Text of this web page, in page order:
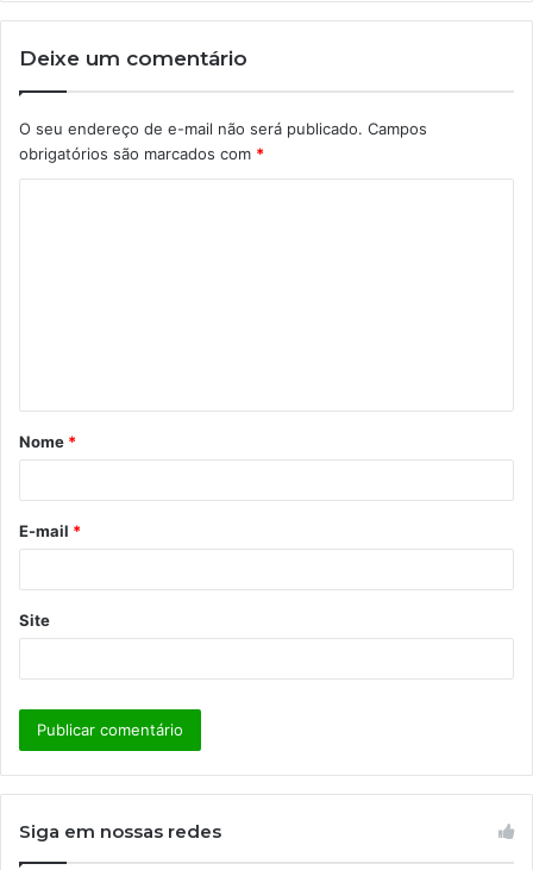
Deixe um comentário
O seu endereço de e-mail não será publicado. Campos
obrigatórios são marcados com *
á
r
*
Nome *
E-mail *
Site
Siga em nossas redes